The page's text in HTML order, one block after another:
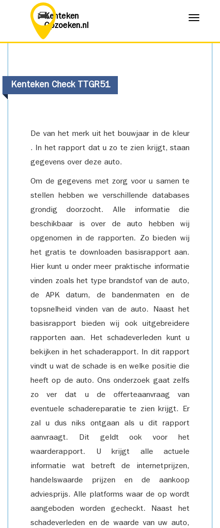
Kenteken
Opzoeken.nl
Menu
Kenteken Check TTGR51
De van het merk uit het bouwjaar in de kleur
. In het rapport dat u zo te zien krijgt, staan
gegevens over deze auto.
Om de gegevens met zorg voor u samen te
stellen hebben we verschillende databases
grondig doorzocht. Alle informatie die
beschikbaar is over de auto hebben wij
opgenomen in de rapporten. Zo bieden wij
het gratis te downloaden basisrapport aan.
Hier kunt u onder meer praktische informatie
vinden zoals het type brandstof van de auto,
de APK datum, de bandenmaten en de
topsnelheid vinden van de auto. Naast het
basisrapport bieden wij ook uitgebreidere
rapporten aan. Het schadeverleden kunt u
bekijken in het schaderapport. In dit rapport
vindt u wat de schade is en welke positie die
heeft op de auto. Ons onderzoek gaat zelfs
zo ver dat u de offerteaanvraag van
eventuele schadereparatie te zien krijgt. Er
zal u dus niks ontgaan als u dit rapport
aanvraagt. Dit geldt ook voor het
waarderapport. U krijgt alle actuele
informatie wat betreft de internetprijzen,
handelswaarde prijzen en de aankoop
adviesprijs. Alle platforms waar de op wordt
aangeboden worden gecheckt. Naast het
schadeverleden en de waarde van uw auto,